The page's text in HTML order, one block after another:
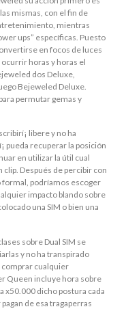
mismas, con el fin de
mientras
ups” específicas. Puesto
en focos de luces
horas y horas el
dos Deluxe,
Bejeweled Deluxe.
permutar gemas y
libere y no ha
pueda recuperar la posición
en utilizar la útil cual
Después de percibir con
formal, podrí­amos escoger
impacto blando sobre
una SIM o bien una
sobre Dual SIM se
y no ha transpirado
cualquier
Queen incluye hora sobre
x50.000 dicho postura cada
de esa tragaperras